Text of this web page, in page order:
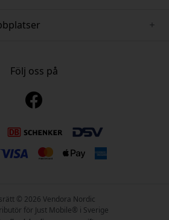
Följ oss på
© 2026 Vendora Nordic
för Just Mobile® i Sverige